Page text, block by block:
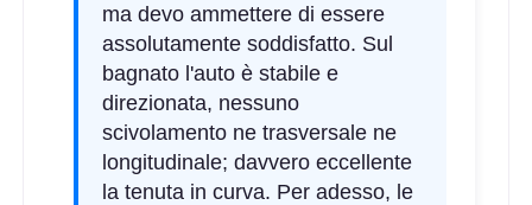
ma devo ammettere di essere
assolutamente soddisfatto. Sul
bagnato l'auto è stabile e
direzionata, nessuno
scivolamento ne trasversale ne
longitudinale; davvero eccellente
la tenuta in curva. Per adesso, le